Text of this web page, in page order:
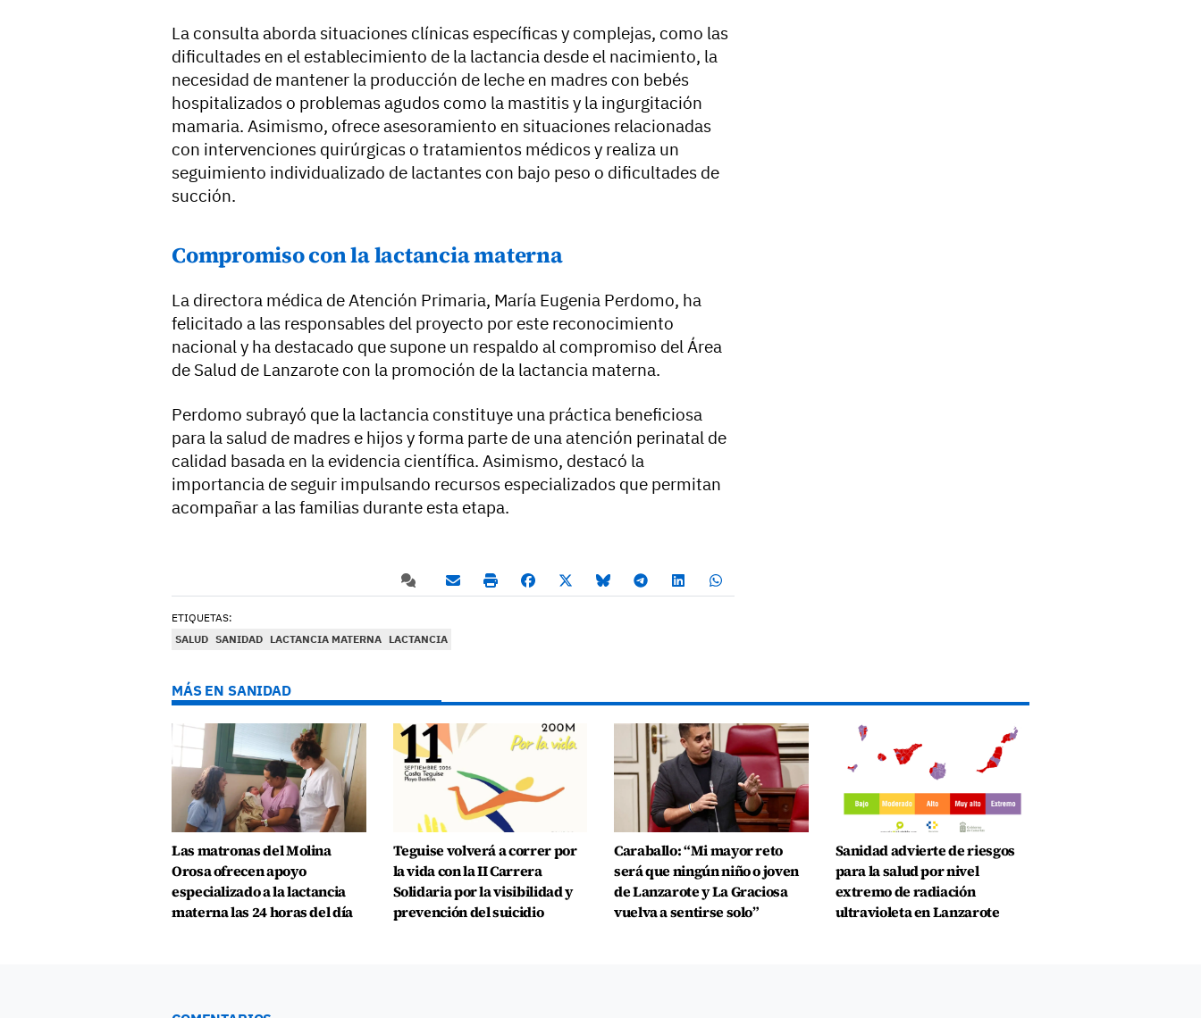
La consulta aborda situaciones clínicas específicas y complejas, como las
dificultades en el establecimiento de la lactancia desde el nacimiento, la
necesidad de mantener la producción de leche en madres con bebés
hospitalizados o problemas agudos como la mastitis y la ingurgitación
mamaria. Asimismo, ofrece asesoramiento en situaciones relacionadas
con intervenciones quirúrgicas o tratamientos médicos y realiza un
seguimiento individualizado de lactantes con bajo peso o dificultades de
succión.
Compromiso con la lactancia materna
La directora médica de Atención Primaria, María Eugenia Perdomo, ha
felicitado a las responsables del proyecto por este reconocimiento
nacional y ha destacado que supone un respaldo al compromiso del Área
de Salud de Lanzarote con la promoción de la lactancia materna.
Perdomo subrayó que la lactancia constituye una práctica beneficiosa
para la salud de madres e hijos y forma parte de una atención perinatal de
calidad basada en la evidencia científica. Asimismo, destacó la
importancia de seguir impulsando recursos especializados que permitan
acompañar a las familias durante esta etapa.
ETIQUETAS:
SALUD SANIDAD LACTANCIA MATERNA LACTANCIA
MÁS EN SANIDAD
Las matronas del Molina
Orosa ofrecen apoyo
especializado a la lactancia
materna las 24 horas del día
Teguise volverá a correr por
la vida con la II Carrera
Solidaria por la visibilidad y
prevención del suicidio
Caraballo: “Mi mayor reto
será que ningún niño o joven
de Lanzarote y La Graciosa
vuelva a sentirse solo”
Sanidad advierte de riesgos
para la salud por nivel
extremo de radiación
ultravioleta en Lanzarote